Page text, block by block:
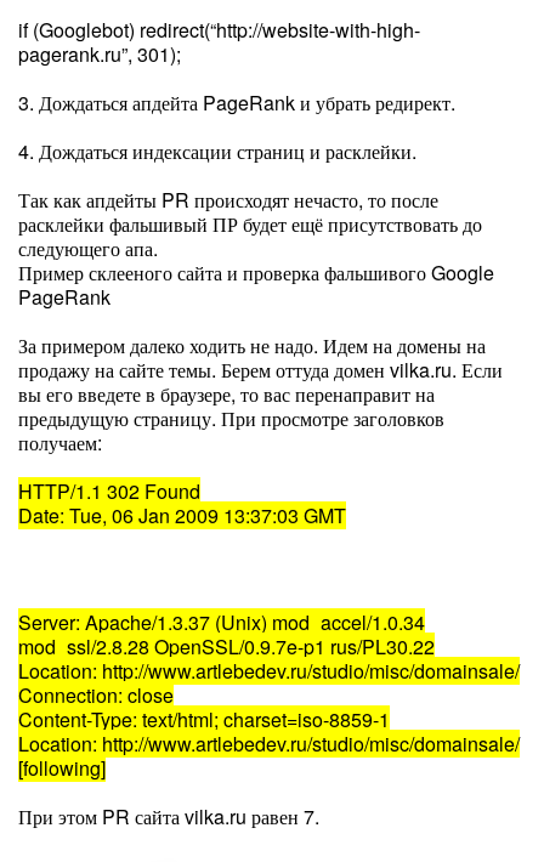
if (Googlebot) redirect(“http://website-with-high-
pagerank.ru”, 301);
3. Дождаться апдейта PageRank и убрать редирект.
4. Дождаться индексации страниц и расклейки.
Так как апдейты PR происходят нечасто, то после
расклейки фальшивый ПР будет ещё присутствовать до
следующего апа.
Пример склееного сайта и проверка фальшивого Google
PageRank
За примером далеко ходить не надо. Идем на домены на
продажу на сайте темы. Берем оттуда домен vilka.ru. Если
вы его введете в браузере, то вас перенаправит на
предыдущую страницу. При просмотре заголовков
получаем:
HTTP/1.1 302 Found
Date: Tue, 06 Jan 2009 13:37:03 GMT
Server: Apache/1.3.37 (Unix) mod_accel/1.0.34
mod_ssl/2.8.28 OpenSSL/0.9.7e-p1 rus/PL30.22
Location: http://www.artlebedev.ru/studio/misc/domainsale/
Connection: close
Content-Type: text/html; charset=iso-8859-1
Location: http://www.artlebedev.ru/studio/misc/domainsale/
[following]
При этом PR сайта vilka.ru равен 7.